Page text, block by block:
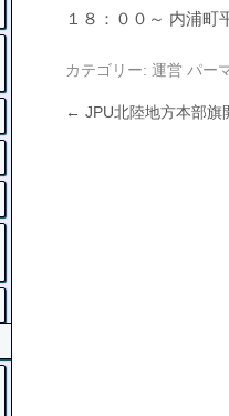
１８：００～ 内浦町
カテゴリー: 運営 パー
← JPU北陸地方本部旗